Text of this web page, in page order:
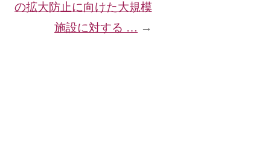
の拡大防止に向けた大規模
施設に対する … →